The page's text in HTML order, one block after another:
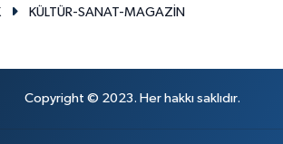
KÜLTÜR-SANAT-MAGAZİN
Copyright © 2023. Her hakkı saklıdır.